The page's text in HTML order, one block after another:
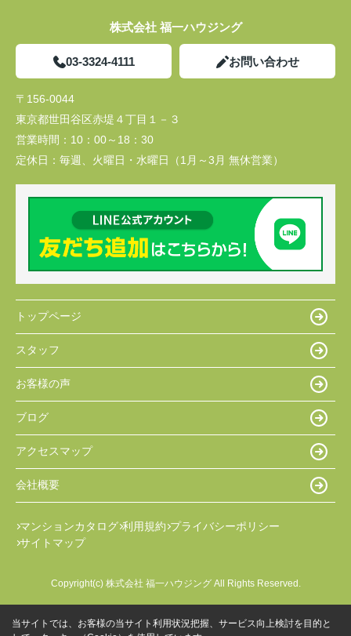
株式会社 福一ハウジング
03-3324-4111 お問い合わせ
〒156-0044
東京都世田谷区赤堤４丁目１－３
営業時間： 10：00～18：30
定休日： 毎週、火曜日・水曜日（1月～3月 無休営業）
トップページ
スタッフ
お客様の声
ブログ
アクセスマップ
会社概要
マンションカタログ 利用規約 プライバシーポリシー
サイトマップ
Copyright(c) 株式会社 福一ハウジング All Rights Reserved.
当サイトでは、お客様の当サイト利用状況把握、サービス向上検討を目的と